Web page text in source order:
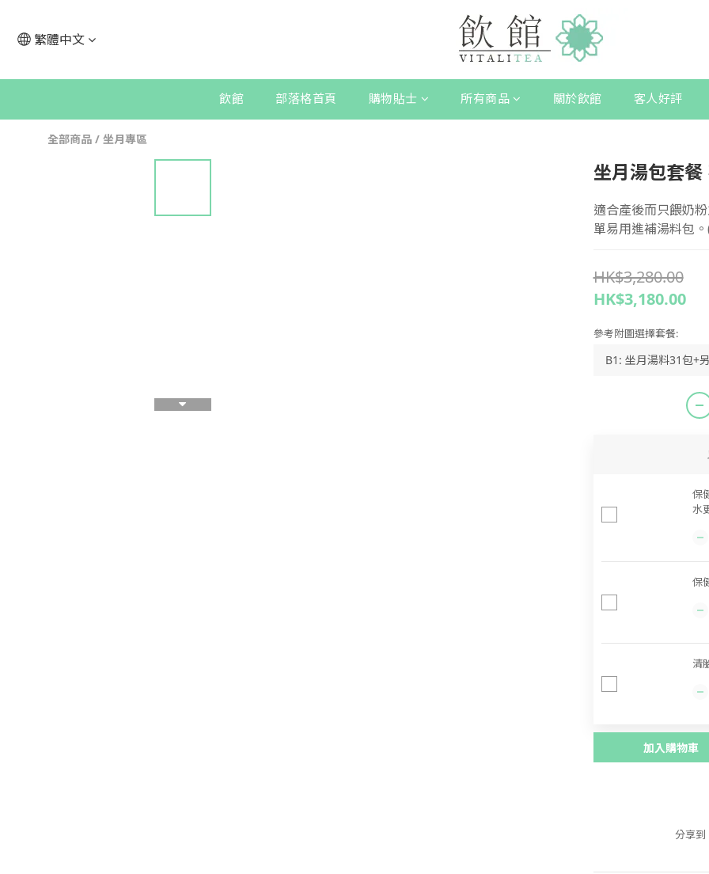
繁體中文
飲館 部落格首頁 購物貼士 所有商品 關於飲館 客人好評
全部商品 / 坐月專區
坐月湯包套
適合產後而只餵奶
單易用進補湯料包
HK$3,280.00
HK$3,180.00
參考附圖選擇套餐:
保
水
保
清
加入購物車
分享到